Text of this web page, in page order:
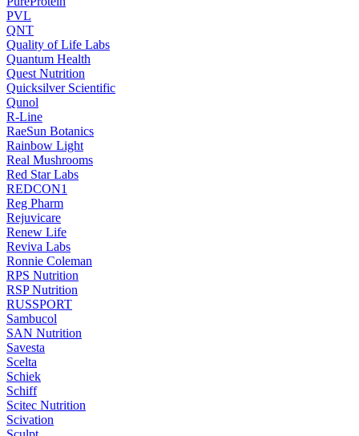
PVL
QNT
Quality of Life Labs
Quantum Health
Quest Nutrition
Quicksilver Scientific
Qunol
R-Line
RaeSun Botanics
Rainbow Light
Real Mushrooms
Red Star Labs
REDCON1
Reg Pharm
Rejuvicare
Renew Life
Reviva Labs
Ronnie Coleman
RPS Nutrition
RSP Nutrition
RUSSPORT
Sambucol
SAN Nutrition
Savesta
Scelta
Schiek
Schiff
Scitec Nutrition
Scivation